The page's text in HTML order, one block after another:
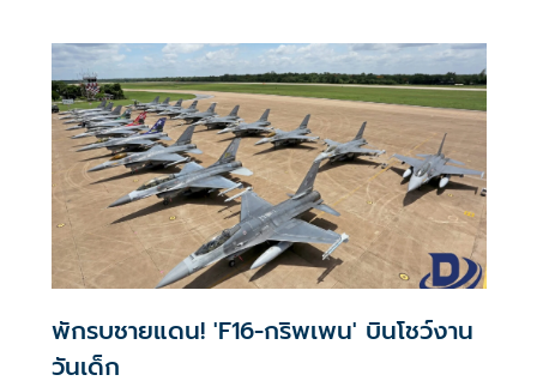
ประจำปี 2569
พักรบชายแดน! 'F16-กริพเพน' บินโชว์งาน
วันเด็ก